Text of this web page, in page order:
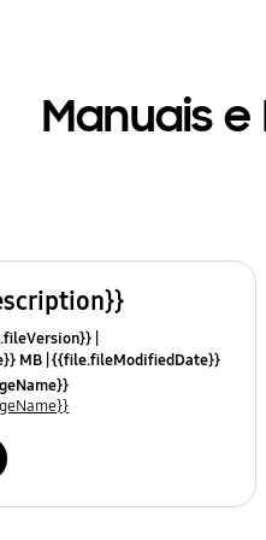
Manuais
MB {{file.fileModifiedDate}}